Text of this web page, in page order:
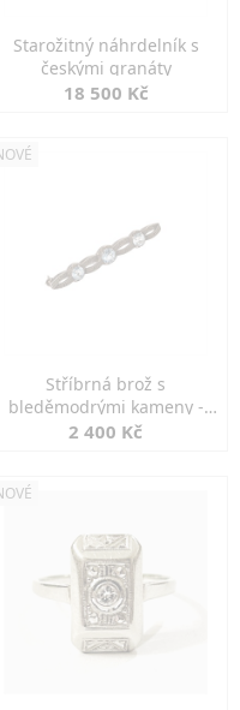
Starožitný náhrdelník s
českými granáty
18 500 Kč
Stříbrná brož s
bleděmodrými kameny -
jemná elegance
2 400 Kč